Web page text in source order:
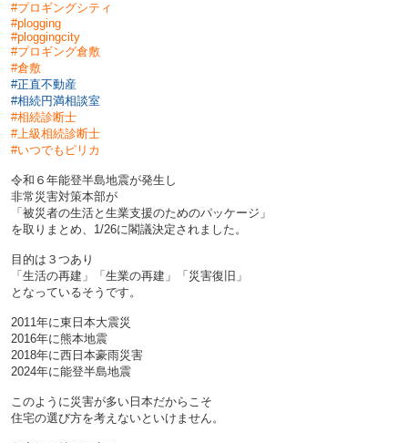
#プロギングシティ
#plogging
#ploggingcity
#プロギング倉敷
#倉敷
#正直不動産
#相続円満相談室
#相続診断士
#上級相続診断士
#いつでもピリカ
令和６年能登半島地震が発生し
非常災害対策本部が
「被災者の生活と生業支援のためのパッケージ」
を取りまとめ、1/26に閣議決定されました。
目的は３つあり
「生活の再建」「生業の再建」「災害復旧」
となっているそうです。
2011年に東日本大震災
2016年に熊本地震
2018年に西日本豪雨災害
2024年に能登半島地震
このように災害が多い日本だからこそ
住宅の選び方を考えないといけません。